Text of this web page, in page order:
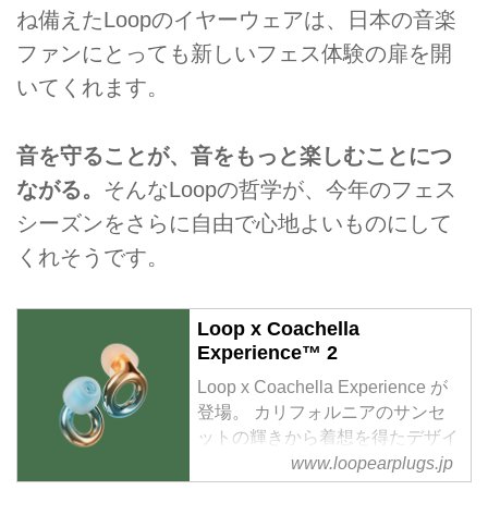
ね備えたLoopのイヤーウェアは、日本の音楽
ファンにとっても新しいフェス体験の扉を開
いてくれます。
音を守ることが、音をもっと楽しむことにつ
ながる。 そんなLoopの哲学が、今年のフェス
シーズンをさらに自由で心地よいものにして
くれそうです。
Loop x Coachella
Experience™ 2
Loop x Coachella Experience が
登場。 カリフォルニアのサンセ
ットの輝きから着想を得たデザイ
ン。ライブの音をクリアに保ちな
がら、スタイリッシュに耳を守り
www.loopearplugs.jp